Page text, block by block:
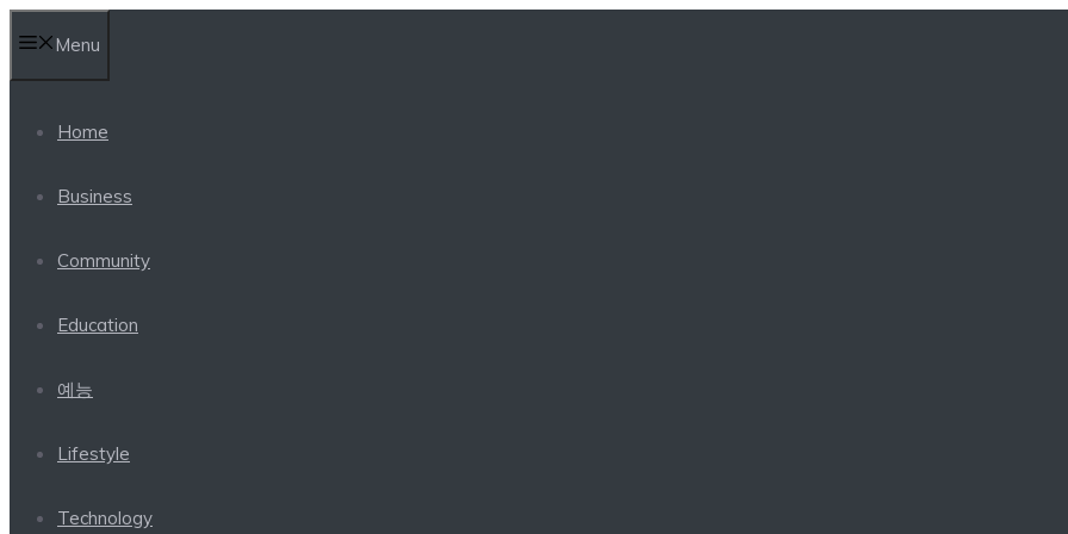
to
content
Menu
Home
Business
Community
Education
예능
Lifestyle
Technology